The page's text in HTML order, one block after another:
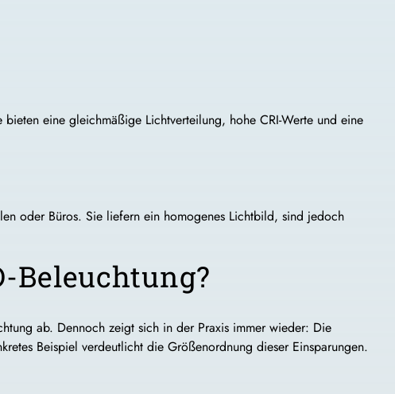
eine gleichmäßige Lichtverteilung, hohe CRI-Werte und eine
oder Büros. Sie liefern ein homogenes Lichtbild, sind jedoch
Beleuchtung?
ab. Dennoch zeigt sich in der Praxis immer wieder: Die
Beispiel verdeutlicht die Größenordnung dieser Einsparungen.